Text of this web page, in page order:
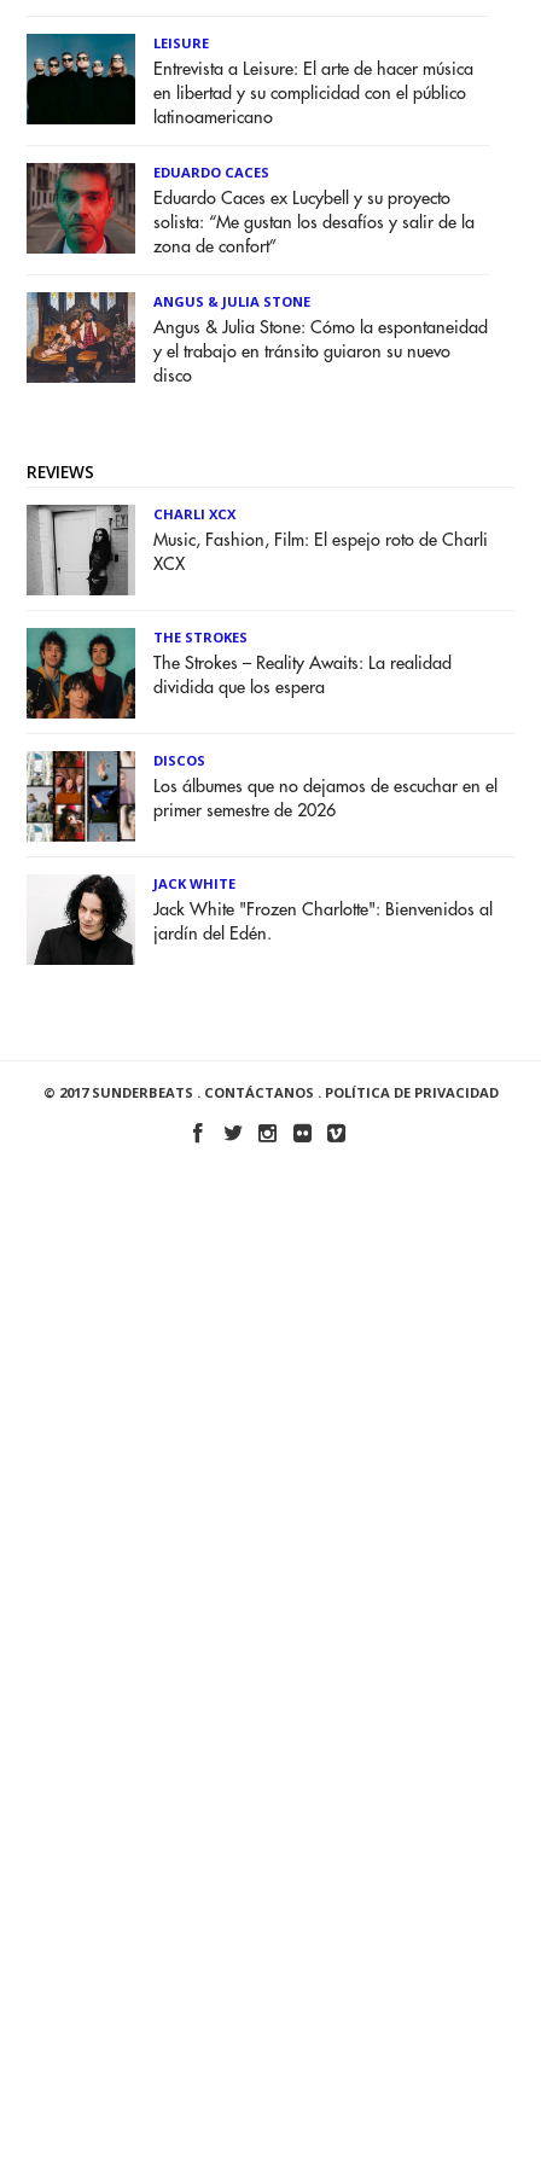
LEISURE
Entrevista a Leisure: El arte de hacer música
en libertad y su complicidad con el público
latinoamericano
EDUARDO CACES
Eduardo Caces ex Lucybell y su proyecto
solista: “Me gustan los desafíos y salir de la
zona de confort”
ANGUS & JULIA STONE
Angus & Julia Stone: Cómo la espontaneidad
y el trabajo en tránsito guiaron su nuevo
disco
REVIEWS
CHARLI XCX
Music, Fashion, Film: El espejo roto de Charli
XCX
THE STROKES
The Strokes – Reality Awaits: La realidad
dividida que los espera
DISCOS
Los álbumes que no dejamos de escuchar en el
primer semestre de 2026
JACK WHITE
Jack White "Frozen Charlotte": Bienvenidos al
jardín del Edén.
© 2017 SUNDERBEATS . CONTÁCTANOS . POLÍTICA DE PRIVACIDAD